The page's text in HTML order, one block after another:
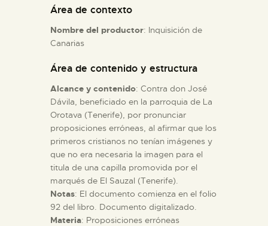
DIDÁCTICA
ESPAÑOL
Área de contexto
Nombre del productor: Inquisición de
Canarias
Área de contenido y estructura
Alcance y contenido: Contra don José
Dávila, beneficiado en la parroquia de La
Orotava (Tenerife), por pronunciar
proposiciones erróneas, al afirmar que los
primeros cristianos no tenían imágenes y
que no era necesaria la imagen para el
titula de una capilla promovida por el
marqués de El Sauzal (Tenerife).
Notas: El documento comienza en el folio
92 del libro. Documento digitalizado.
Materia: Proposiciones erróneas